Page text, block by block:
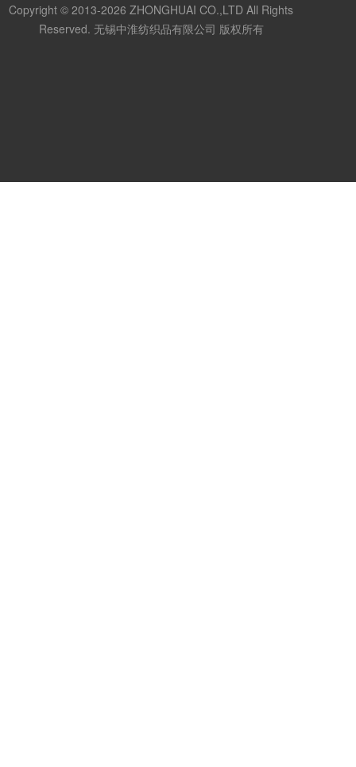
Copyright © 2013-2026 ZHONGHUAI CO.,LTD All Rights
Reserved. 无锡中淮纺织品有限公司 版权所有